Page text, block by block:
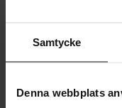
Samtycke
Denna webbplats